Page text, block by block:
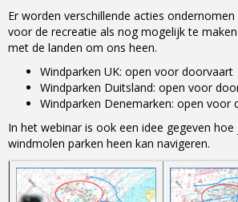
Er worden verschillende acties
voor de recreatie als nog mogelijk te
met de landen om ons heen.
Windparken UK: open voor doorvaart
Windparken Duitsland: open voor
Windparken Denemarken: open voor
In het webinar is ook een idee gegeven hoe
windmolen parken heen kan navigeren.